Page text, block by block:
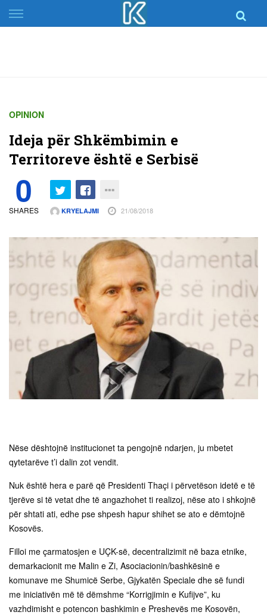
Skip
to
OPINION
Ideja për Shkëmbimin e
Territoreve është e Serbisë
0
SHARES KRYELAJMI 21/08/2018
Nëse dështojnë institucionet ta pengojnë ndarjen, ju mbetet
qytetarëve t’i dalin zot vendit.
Nuk është hera e parë që Presidenti Thaçi i përvetëson idetë e të
tjerëve si të vetat dhe të angazhohet ti realizoj, nëse ato i shkojnë
për shtati ati, edhe pse shpesh hapur shihet se ato e dëmtojnë
Kosovës.
Filloi me çarmatosjen e UÇK-së, decentralizimit në baza etnike,
demarkacionit me Malin e Zi, Asociacionin/bashkësinë e
komunave me Shumicë Serbe, Gjykatën Speciale dhe së fundi
me iniciativën më të dëmshme “Korrigjimin e Kufijve”, ku
vazhdimisht e potencon bashkimin e Preshevës me Kosovën,